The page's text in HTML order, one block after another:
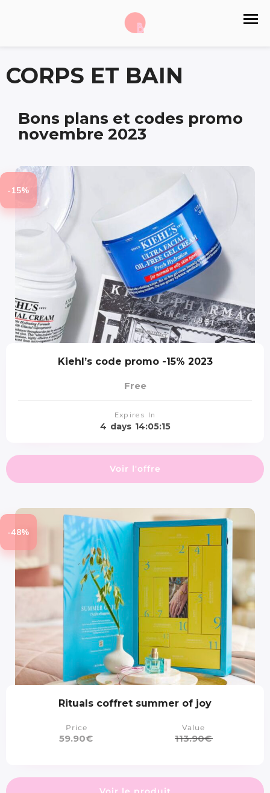
CORPS ET BAIN
Bons plans et codes promo
novembre 2023
-15%
Kiehl’s code promo -15% 2023
Free
Expires In
4 days 14:05:14
Voir l'offre
-48%
Rituals coffret summer of joy
Price
59.90€
Value
113.90€